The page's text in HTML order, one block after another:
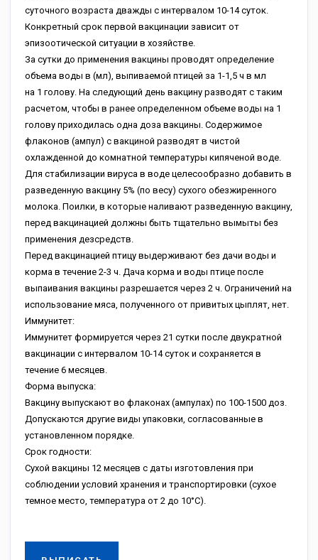
суточного возраста дважды с интервалом 10-14 суток.
Конкретный срок первой вакцинации зависит от
эпизоотической ситуации в хозяйстве.
За сутки до применения вакцины проводят определение
объема воды в (мл), выпиваемой птицей за 1-1,5 ч в мл
на 1 голову. На следующий день вакцину разводят с таким
расчетом, чтобы в ранее определенном объеме воды на 1
голову приходилась одна доза вакцины. Содержимое
флаконов (ампул) с вакциной разводят в чистой
охлажденной до комнатной температуры кипяченой воде.
Для стабилизации вируса в воде целесообразно добавить в
разведенную вакцину 5% (по весу) сухого обезжиренного
молока. Поилки, в которые наливают разведенную вакцину,
перед вакцинацией должны быть тщательно вымыты без
применения дезсредств.
Перед вакцинацией птицу выдерживают без дачи воды и
корма в течение 2-3 ч. Дача корма и воды птице после
выпаивания вакцины разрешается через 2 ч. Ограничений на
использование мяса, полученного от привитых цыплят, нет.
Иммунитет:
Иммунитет формируется через 21 сутки после двукратной
вакцинации с интервалом 10-14 суток и сохраняется в
течение 6 месяцев.
Форма выпуска:
Вакцину выпускают во флаконах (ампулах) по 100-1500 доз.
Допускаются другие виды упаковки, согласованные в
установленном порядке.
Срок годности:
Сухой вакцины 12 месяцев с даты изготовления при
соблюдении условий хранения и транспортировки (сухое
темное место, температура от 2 до 10°С).